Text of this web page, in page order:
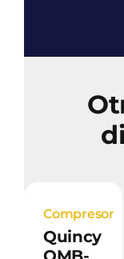
Compresor
Quincy